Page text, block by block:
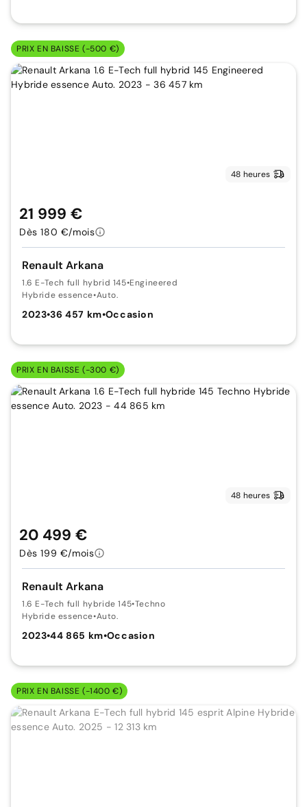
PRIX EN BAISSE (-500 €)
48 heures
Renault Arkana
1.6 E-Tech full hybrid 145•Engineered
Hybride essence•Auto.
2023•36 457 km•Occasion
21 999 €
Dès 180 €/mois
PRIX EN BAISSE (-300 €)
48 heures
Renault Arkana
1.6 E-Tech full hybride 145•Techno
Hybride essence•Auto.
2023•44 865 km•Occasion
20 499 €
Dès 199 €/mois
PRIX EN BAISSE (-1400 €)